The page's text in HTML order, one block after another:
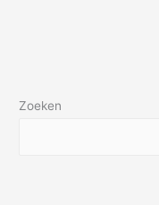
Zoeken